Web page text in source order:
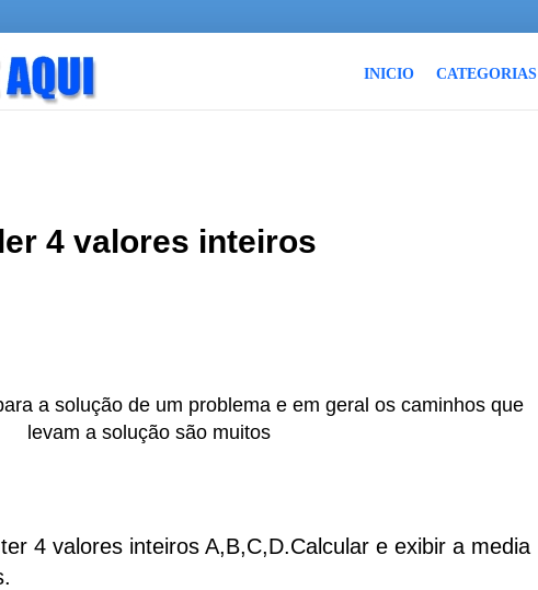
INICIO CATEGORIAS
4 valores inteiros
a solução de um problema e em geral os caminhos que
levam a solução são muitos
4 valores inteiros A,B,C,D.Calcular e exibir a media